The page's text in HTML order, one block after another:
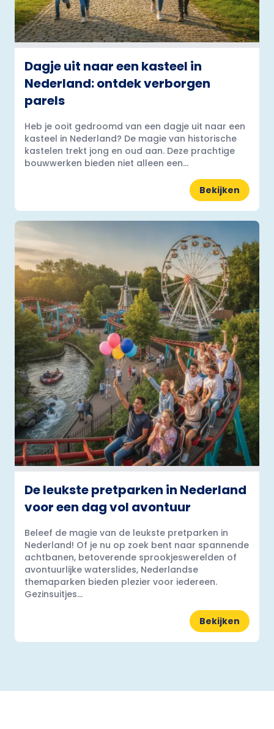
Dagje uit naar een kasteel in
Nederland: ontdek verborgen
parels
Heb je ooit gedroomd van een dagje uit naar een
kasteel in Nederland? De magie van historische
kastelen trekt jong en oud aan. Deze prachtige
bouwwerken bieden niet alleen een...
Bekijken
De leukste pretparken in Nederland
voor een dag vol avontuur
Beleef de magie van de leukste pretparken in
Nederland! Of je nu op zoek bent naar spannende
achtbanen, betoverende sprookjeswerelden of
avontuurlijke waterslides, Nederlandse
themaparken bieden plezier voor iedereen.
Gezinsuitjes...
Bekijken